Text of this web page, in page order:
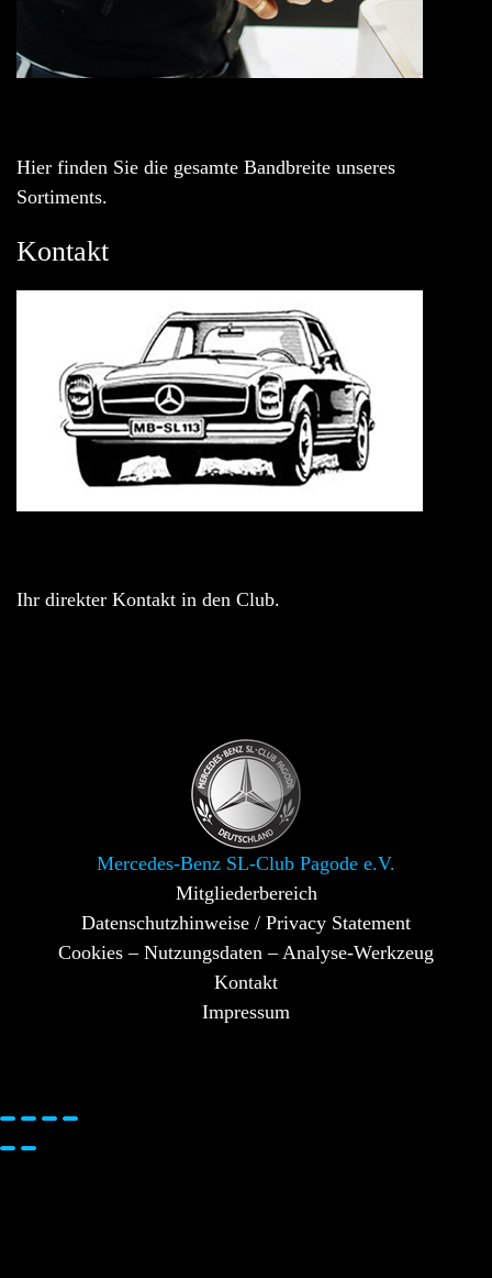
Hier finden Sie die gesamte Bandbreite unseres
Sortiments.
Kontakt
Ihr direkter Kontakt in den Club.
Mercedes-Benz SL-Club Pagode e.V.
Mitgliederbereich
Datenschutzhinweise / Privacy Statement
Cookies – Nutzungsdaten – Analyse-Werkzeug
Kontakt
Impressum